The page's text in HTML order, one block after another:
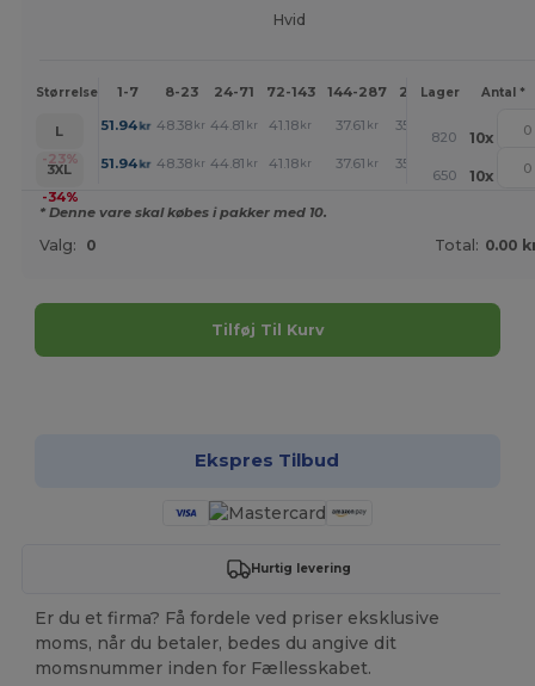
Hvid
Størrelse 1-7 8-23 24-71 72-143 144-287 288 + Mere
Lager Antal *
L
-23%
51.94kr 48.38 kr 44.81 kr 41.18 kr 37.61 kr 35.79 +
820 10x
3XL
-34%
51.94kr 48.38 kr 44.81 kr 41.18 kr 37.61 kr 35.79 +
650 10x
* Denne vare skal købes i pakker med 10.
Valg: 0 Total: 0.00
Tilføj Til Kurv
Ekspres Tilbud
Hurtig levering
Er du et firma? Få fordele ved priser eksklusive
moms, når du betaler, bedes du angive dit
momsnummer inden for Fællesskabet.